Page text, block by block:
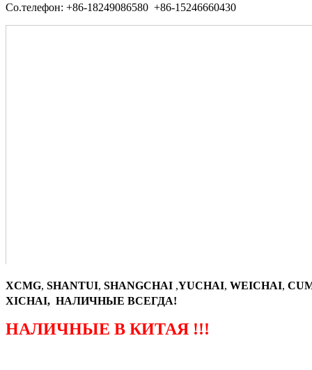
Со.телефон: +86-18249086580 +86-15246660430
XCMG, SHANTUI, SHANGCHAI ,YUCHAI, WEICHAI,
XICHAI, НАЛИЧНЫЕ ВСЕГДА!
НАЛИЧНЫЕ В КИТАЯ !!!